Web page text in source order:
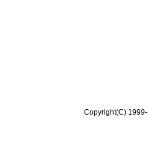
Copyright(C)